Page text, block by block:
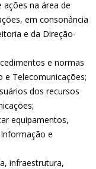
ações na área de
em consonância
e da Direção-
e normas
e Telecomunicações;
dos recursos
equipamentos,
e
infraestrutura,